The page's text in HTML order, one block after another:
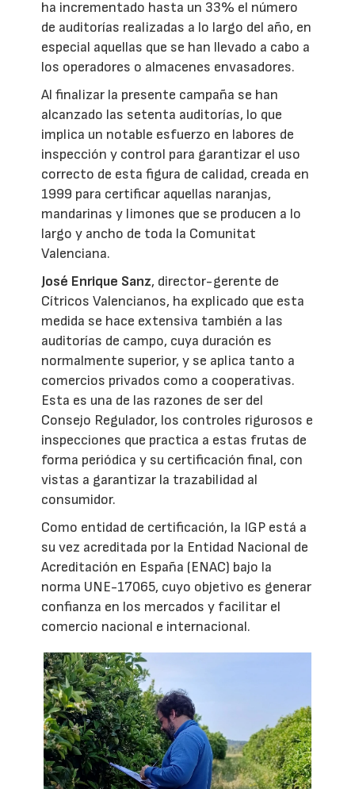
ha incrementado hasta un 33% el número
de auditorías realizadas a lo largo del año, en
especial aquellas que se han llevado a cabo a
los operadores o almacenes envasadores.
Al finalizar la presente campaña se han
alcanzado las setenta auditorías, lo que
implica un notable esfuerzo en labores de
inspección y control para garantizar el uso
correcto de esta figura de calidad, creada en
1999 para certificar aquellas naranjas,
mandarinas y limones que se producen a lo
largo y ancho de toda la Comunitat
Valenciana.
José Enrique Sanz, director-gerente de
Cítricos Valencianos, ha explicado que esta
medida se hace extensiva también a las
auditorías de campo, cuya duración es
normalmente superior, y se aplica tanto a
comercios privados como a cooperativas.
Esta es una de las razones de ser del
Consejo Regulador, los controles rigurosos e
inspecciones que practica a estas frutas de
forma periódica y su certificación final, con
vistas a garantizar la trazabilidad al
consumidor.
Como entidad de certificación, la IGP está a
su vez acreditada por la Entidad Nacional de
Acreditación en España (ENAC) bajo la
norma UNE-17065, cuyo objetivo es generar
confianza en los mercados y facilitar el
comercio nacional e internacional.